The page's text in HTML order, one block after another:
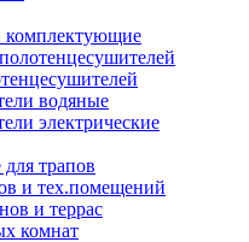
комплектующие
водяные
электрические
трапов
и тех.помещений
и террас
комнат